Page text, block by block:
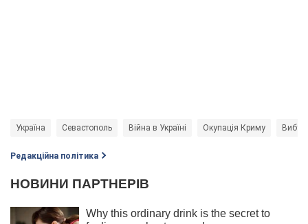
Україна Севастополь Війна в Україні Окупація Криму
Редакційна політика